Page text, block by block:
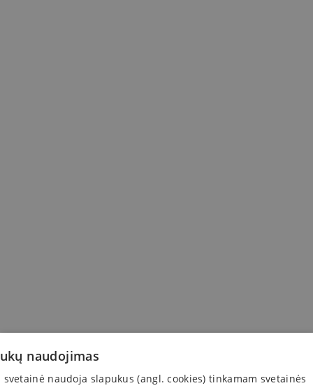
naudojimas
svetainė naudoja slapukus (angl. cookies) tinkamam svetainės